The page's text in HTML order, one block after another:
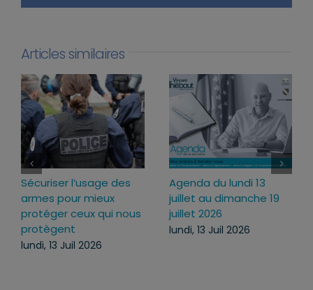
Articles similaires
Loi d’urgence agricole :
pourquoi j’ai voté pour
ce texte
mercredi, 22 Juil 2026
Projet de loi RIPOST :
des réponses fermes
face aux atteintes à
l’ordre public du